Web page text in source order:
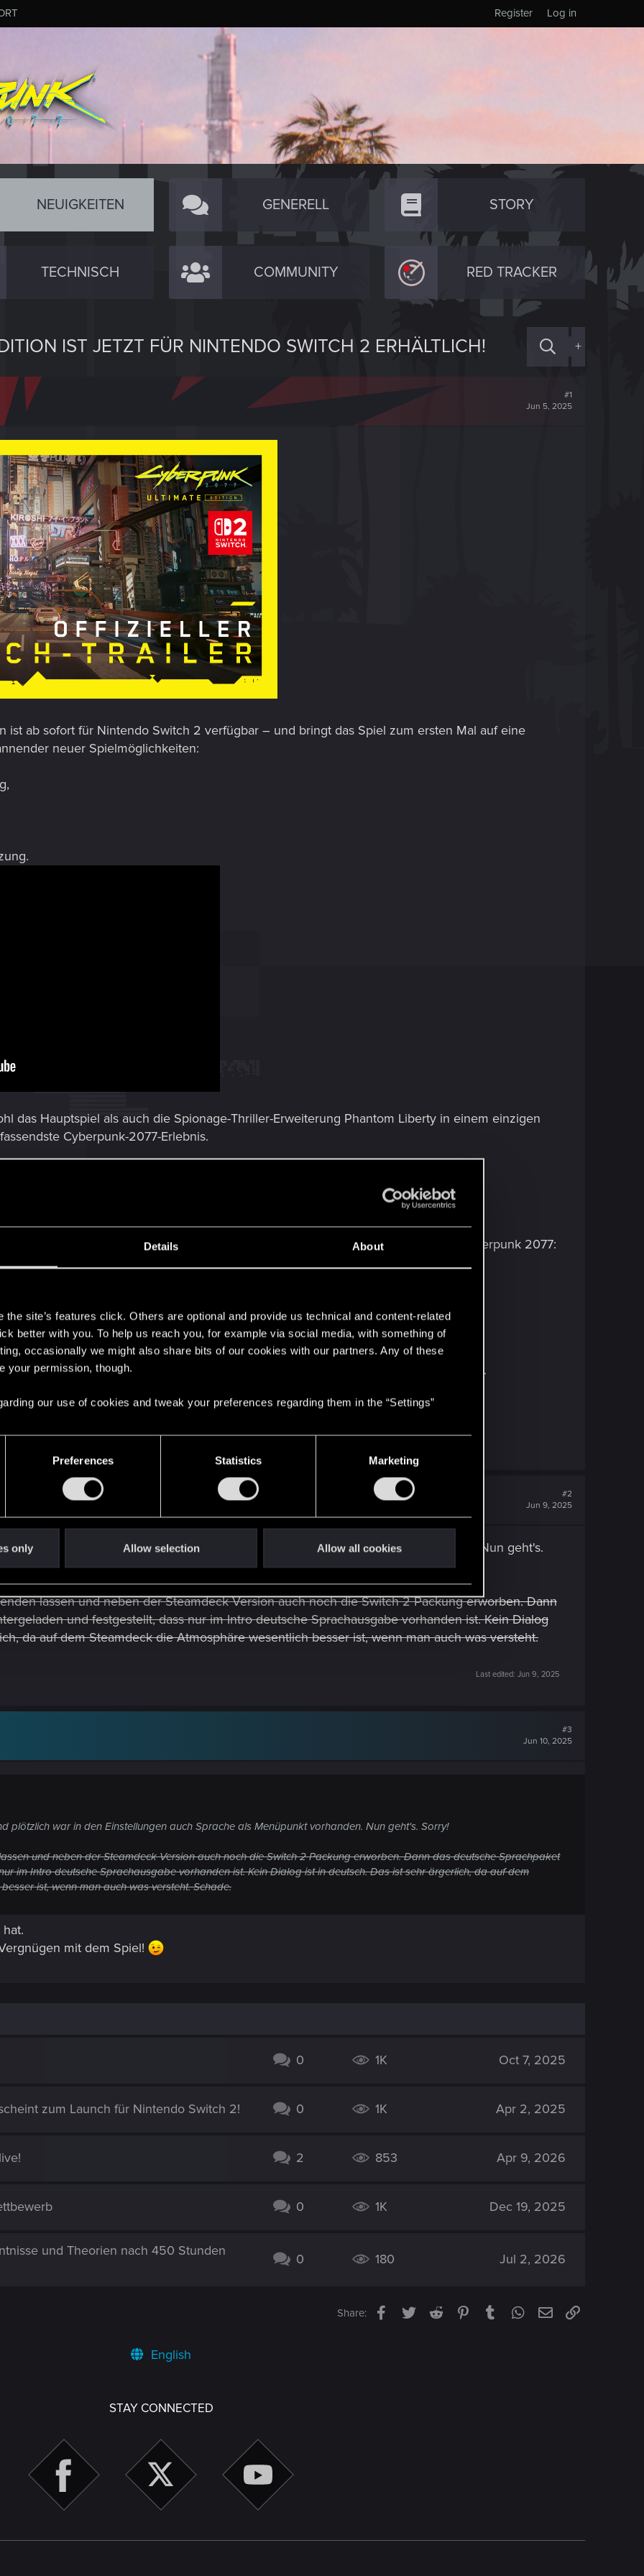
Details About
the site’s features click. Others are optional and provide us technical and content-related
better with you. To help us reach you, for example via social media, with something of
occasionally we might also share bits of our cookies with our partners. Any of these
your permission, though.
our use of cookies and tweak your preferences regarding them in the “Settings”
Preferences Statistics Marketing
only Allow selection Allow all cookies
Log in
Register
NEUIGKEITEN GENERELL STORY
TECHNISCH COMMUNITY RED TRACKER
IST JETZT FÜR NINTENDO SWITCH 2 ERHÄLTLICH! +
#1
Jun 5, 2025
ist ab sofort für Nintendo Switch 2 verfügbar – und bringt das Spiel zum ersten Mal auf eine
neuer Spielmöglichkeiten:
das Hauptspiel als auch die Spionage-Thriller-Erweiterung Phantom Liberty in einem einzigen
Cyberpunk-2077-Erlebnis.
oder physisch auf einer 64-GB-Spielkarte kaufen.
du hier:
Funktionen der Nintendo Switch 2 voll aus – und ist damit die ultimative Art, Cyberpunk 2077:
Joy-Cons hackst und schlägst du dich durch Gegner,
Maussteuerung für punktgenaue Präzision,
durch Menüs, wählst Fähigkeiten oder knackst Minispiele wie ein echter Netrunner.
Edition für Nintendo Switch 2 – und stelle dich der dunklen Zukunft auf deine Weise!
#2
Jun 9, 2025
und plötzlich war in den Einstellungen auch Sprache als Menüpunkt vorhanden. Nun geht's.
lassen und neben der Steamdeck Version auch noch die Switch 2 Packung erworben. Dann
und festgestellt, dass nur im Intro deutsche Sprachausgabe vorhanden ist. Kein Dialog
da auf dem Steamdeck die Atmosphäre wesentlich besser ist, wenn man auch was versteht.
Last edited: Jun 9, 2025
#3
Jun 10, 2025
plötzlich war in den Einstellungen auch Sprache als Menüpunkt vorhanden. Nun geht's. Sorry!
und neben der Steamdeck Version auch noch die Switch 2 Packung erworben. Dann das deutsche Sprachpaket
im Intro deutsche Sprachausgabe vorhanden ist. Kein Dialog ist in deutsch. Das ist sehr ärgerlich, da auf dem
ist, wenn man auch was versteht. Schade.
mit dem Spiel!
0 1K Oct 7, 2025
zum Launch für Nintendo Switch 2! 0 1K Apr 2, 2025
2 853 Apr 9, 2026
0 1K Dec 19, 2025
und Theorien nach 450 Stunden
0 180 Jul 2, 2026
Share: Facebook
TwitterReddit PinterestTumblrWhatsApp
EmailLink
English
STAY CONNECTED